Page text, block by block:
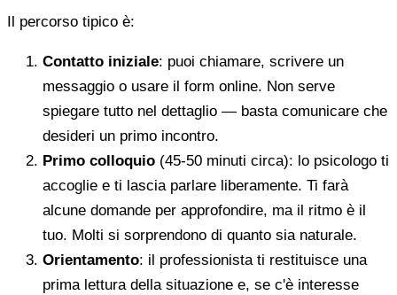
Il percorso tipico è:
Contatto iniziale: puoi chiamare, scrivere un
messaggio o usare il form online. Non serve
spiegare tutto nel dettaglio — basta comunicare che
desideri un primo incontro.
Primo colloquio (45-50 minuti circa): lo psicologo ti
accoglie e ti lascia parlare liberamente. Ti farà
alcune domande per approfondire, ma il ritmo è il
tuo. Molti si sorprendono di quanto sia naturale.
Orientamento: il professionista ti restituisce una
prima lettura della situazione e, se c'è interesse